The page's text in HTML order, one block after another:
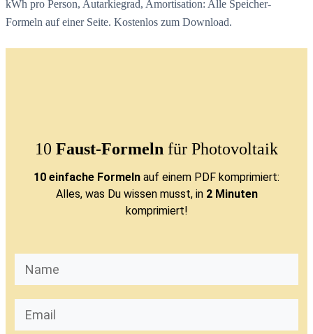
kWh pro Person, Autarkiegrad, Amortisation: Alle Speicher-
Formeln auf einer Seite. Kostenlos zum Download.
10 Faust-Formeln für Photovoltaik
10 einfache Formeln auf einem PDF komprimiert:
Alles, was Du wissen musst, in 2 Minuten
komprimiert!